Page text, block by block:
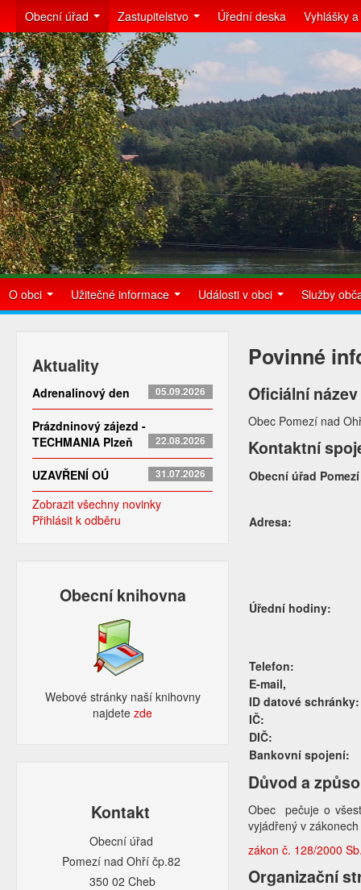
Obecní úřad Zastupitelstvo Úřední deska Vyhlášky
O obci Užitečné informace Události v obci Služby
Aktuality
Adrenalinový den 05.09.2026
Prázdninový zájezd -
TECHMANIA Plzeň
22.08.2026
UZAVŘENÍ OÚ 31.07.2026
Zobrazit všechny novinky
Přihlásit k odběru
Obecní knihovna
Webové stránky naší knihovny
najdetezde​
Kontakt
Obecní úřad
Pomezí nad Ohří čp.82
350 02 Cheb
Povinné
Oficiální název
Obec Pomezí nad
Kontaktní
Obecní úřad
Adresa:
Úřední hodiny:
Telefon:
E-mail,
ID datové schránky:
IČ:
DIČ:
Bankovní spojení:
Důvod a
Obec pečuje o
vyjádřený v
zákon č. 128/2000
Organizační